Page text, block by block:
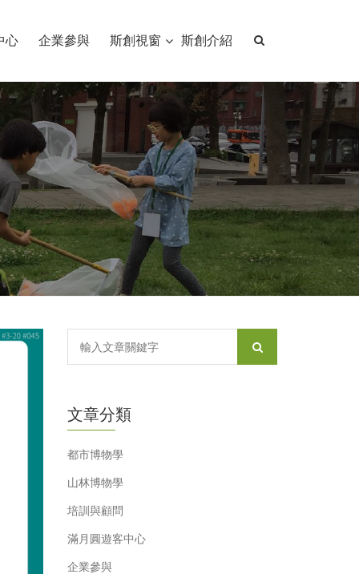
心 企業參與 斯創視窗 斯創介紹
文章分類
都市博物學
山林博物學
培訓與顧問
滿月圓遊客中心
企業參與